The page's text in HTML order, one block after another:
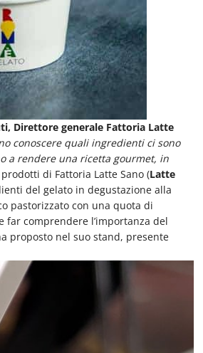
Direttore generale Fattoria Latte
conoscere quali ingredienti ci sono
a rendere una ricetta gourmet, in
di Fattoria Latte Sano (Latte
del gelato in degustazione alla
pastorizzato con una quota di
far comprendere l’importanza del
proposto nel suo stand, presente